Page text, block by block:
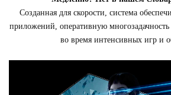
Созданная для скорости, система
приложений, оперативную
во время интенсивных игр и